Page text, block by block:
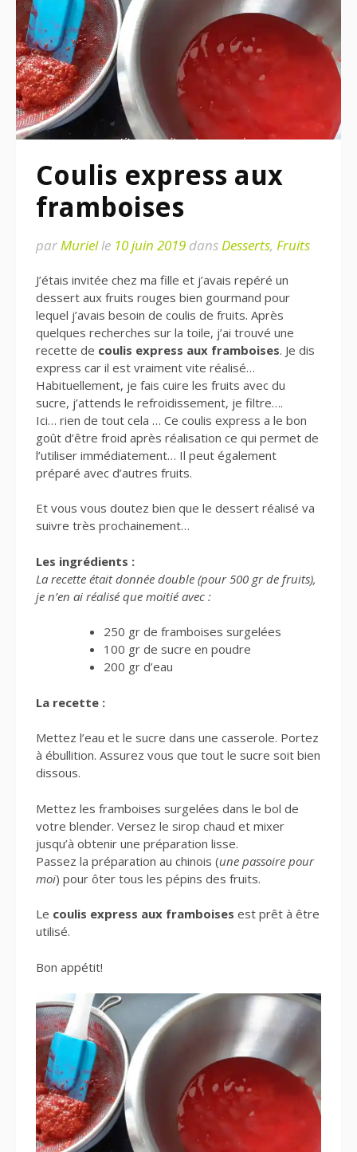
Coulis express aux
framboises
parMurielle 10 juin 2019 dansDesserts, Fruits
J’étais invitée chez ma fille et j’avais repéré un
dessert aux fruits rouges bien gourmand pour
lequel j’avais besoin de coulis de fruits. Après
quelques recherches sur la toile, j’ai trouvé une
recette de coulis express aux framboises. Je dis
express car il est vraiment vite réalisé…
Habituellement, je fais cuire les fruits avec du
sucre, j’attends le refroidissement, je filtre….
Ici… rien de tout cela … Ce coulis express a le bon
goût d’être froid après réalisation ce qui permet de
l’utiliser immédiatement… Il peut également
préparé avec d’autres fruits.
Et vous vous doutez bien que le dessert réalisé va
suivre très prochainement…
Les ingrédients :
La recette était donnée double (pour 500 gr de fruits),
je n’en ai réalisé que moitié avec :
250 gr de framboises surgelées
100 gr de sucre en poudre
200 gr d’eau
La recette :
Mettez l’eau et le sucre dans une casserole. Portez
à ébullition. Assurez vous que tout le sucre soit bien
dissous.
Mettez les framboises surgelées dans le bol de
votre blender. Versez le sirop chaud et mixer
jusqu’à obtenir une préparation lisse.
Passez la préparation au chinois (une passoire pour
moi) pour ôter tous les pépins des fruits.
Le coulis express aux framboises est prêt à être
utilisé.
Bon appétit!